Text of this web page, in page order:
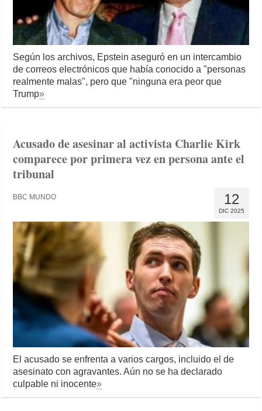
Según los archivos, Epstein aseguró en un intercambio
de correos electrónicos que había conocido a "personas
realmente malas", pero que "ninguna era peor que
Trump»
Acusado de asesinar al activista Charlie Kirk
comparece por primera vez en persona ante el
tribunal
12
DIC 2025
BBC MUNDO
El acusado se enfrenta a varios cargos, incluido el de
asesinato con agravantes. Aún no se ha declarado
culpable ni inocente»